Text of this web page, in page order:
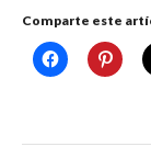
Comparte este